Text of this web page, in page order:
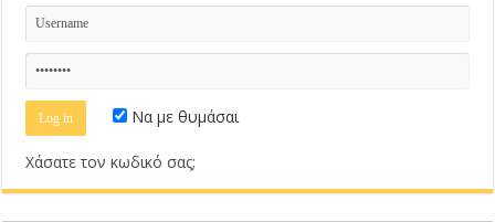
Να με θυμάσαι
Χάσατε τον κωδικό σας;